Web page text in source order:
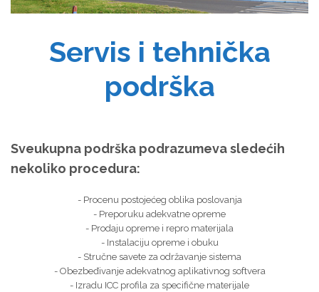
Servis i tehnička
podrška
Sveukupna podrška podrazumeva sledećih
nekoliko procedura:
- Procenu postojećeg oblika poslovanja
- Preporuku adekvatne opreme
- Prodaju opreme i repro materijala
- Instalaciju opreme i obuku
- Stručne savete za održavanje sistema
- Obezbeđivanje adekvatnog aplikativnog softvera
- Izradu ICC profila za specifične materijale